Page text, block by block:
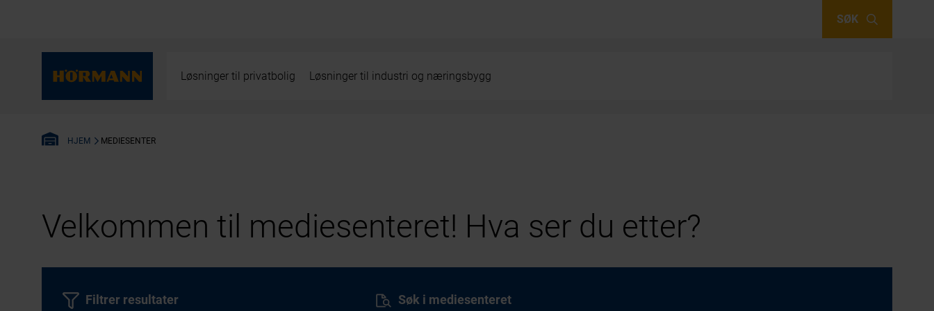
SØK
Løsninger til privatbolig Løsninger til industri og næringsbygg
HJEM MEDIESENTER
Velkommen til mediesenteret! Hva ser du etter?
Søk i mediesenteret
Filtrer resultater